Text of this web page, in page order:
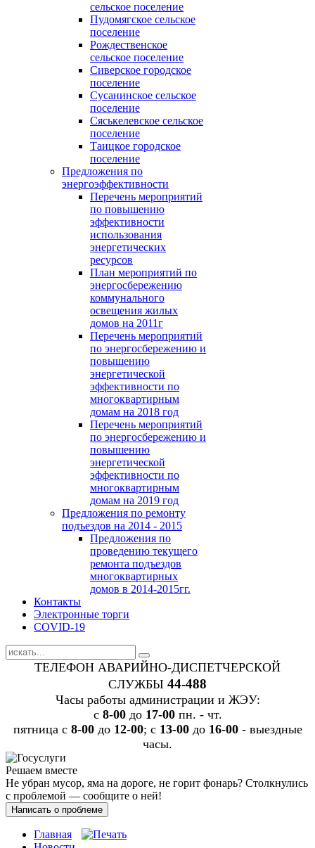
сельское поселение
Пудомягское сельское
поселение
Рождественское
сельское поселение
Сиверское городское
поселение
Сусанинское сельское
поселение
Сяськелевское сельское
поселение
Таицкое городское
поселение
Предложения по
энергоэффективности
Перечень мероприятий
по повышению
эффективности
использования
энергетических
ресурсов
План мероприятий по
энергосбережению
коммунального
освещения жилых
домов на 2011г
Перечень мероприятий
по энергосбережению и
повышению
энергетической
эффективности по
многоквартирным
домам на 2018 год
Перечень мероприятий
по энергосбережению и
повышению
энергетической
эффективности по
многоквартирным
домам на 2019 год
Предложения по ремонту
подъездов на 2014 - 2015
Предложения по
проведению текущего
ремонта подъездов
многоквартирных
домов в 2014-2015гг.
Контакты
Электронные торги
COVID-19
ТЕЛЕФОН АВАРИЙНО-ДИСПЕТЧЕРСКОЙ
СЛУЖБЫ 44-488
Часы работы администрации и ЖЭУ:
c 8-00до 17-00пн. - чт.
пятница с 8-00до 12-00; с 13-00до 16-00- выездные
часы.
Решаем вместе
Не убран мусор, яма на дороге, не горит фонарь? Столкнулись
с проблемой — сообщите о ней!
Написать о проблеме
Главная